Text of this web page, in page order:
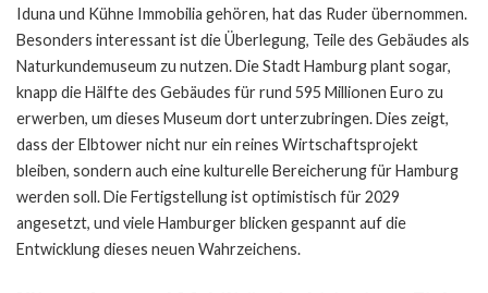
Iduna und Kühne Immobilia gehören, hat das Ruder übernommen.
Besonders interessant ist die Überlegung, Teile des Gebäudes als
Naturkundemuseum zu nutzen. Die Stadt Hamburg plant sogar,
knapp die Hälfte des Gebäudes für rund 595 Millionen Euro zu
erwerben, um dieses Museum dort unterzubringen. Dies zeigt,
dass der Elbtower nicht nur ein reines Wirtschaftsprojekt
bleiben, sondern auch eine kulturelle Bereicherung für Hamburg
werden soll. Die Fertigstellung ist optimistisch für 2029
angesetzt, und viele Hamburger blicken gespannt auf die
Entwicklung dieses neuen Wahrzeichens.